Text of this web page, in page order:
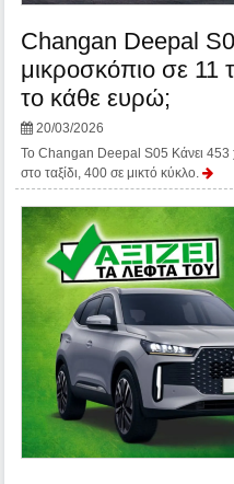
Changan Deepal
μικροσκόπιο σε 11
το κάθε ευρώ;
20/03/2026
Το Changan Deepal S05 Κάνει 453
στο ταξίδι, 400 σε μικτό κύκλο.